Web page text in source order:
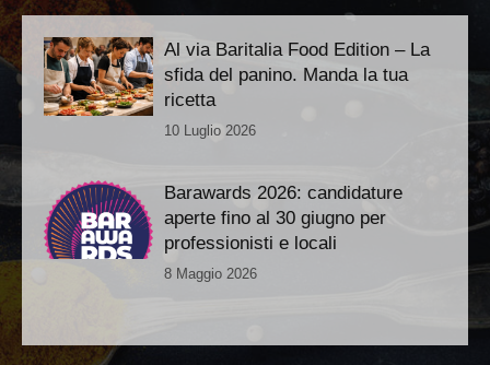
Al via Baritalia Food Edition – La
sfida del panino. Manda la tua
ricetta
10 Luglio 2026
Barawards 2026: candidature
aperte fino al 30 giugno per
professionisti e locali
8 Maggio 2026